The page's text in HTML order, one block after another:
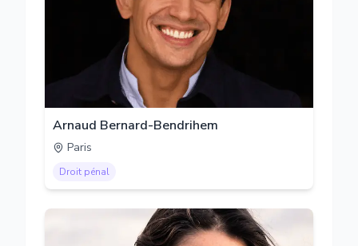
Arnaud Bernard-Bendrihem
Paris
Droit pénal